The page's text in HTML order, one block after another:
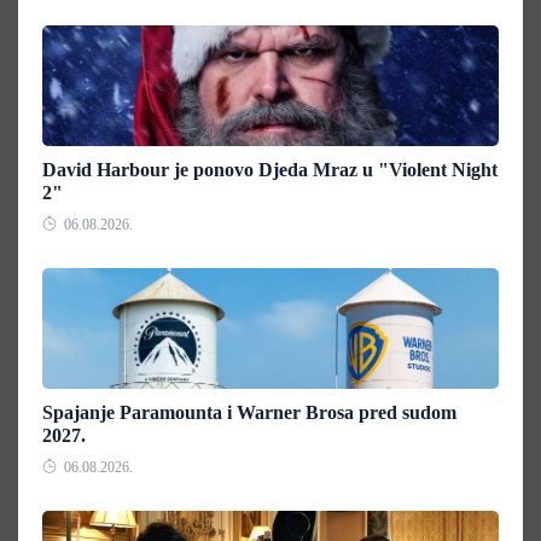
David Harbour je ponovo Djeda Mraz u "Violent Night
2"
06.08.2026.
Spajanje Paramounta i Warner Brosa pred sudom
2027.
06.08.2026.